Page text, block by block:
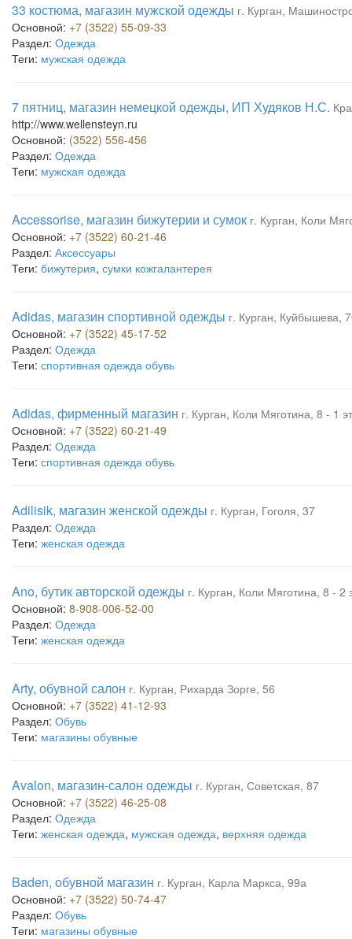
33 костюма, магазин мужской одежды г. Курган,
Основной: +7 (3522) 55-09-33
Раздел: Одежда
Теги: мужская одежда
7 пятниц, магазин немецкой одежды, ИП Худяков Н.С.
http://www.wellensteyn.ru
Основной: (3522) 556-456
Раздел: Одежда
Теги: мужская одежда
Accessorise, магазин бижутерии и сумок г. Курган, Коли
Основной: +7 (3522) 60-21-46
Раздел: Аксессуары
Теги: бижутерия, сумки кожгалантерея
Adidas, магазин спортивной одежды г. Курган, Куйбышева,
Основной: +7 (3522) 45-17-52
Раздел: Одежда
Теги: спортивная одежда обувь
Adidas, фирменный магазин г. Курган, Коли Мяготина, 8 - 1
Основной: +7 (3522) 60-21-49
Раздел: Одежда
Теги: спортивная одежда обувь
Adilisik, магазин женской одежды г. Курган, Гоголя, 37
Раздел: Одежда
Теги: женская одежда
Ano, бутик авторской одежды г. Курган, Коли Мяготина, 8 -
Основной: 8-908-006-52-00
Раздел: Одежда
Теги: женская одежда
Arty, обувной салон г. Курган, Рихарда Зорге, 56
Основной: +7 (3522) 41-12-93
Раздел: Обувь
Теги: магазины обувные
Avalon, магазин-салон одежды г. Курган, Советская, 87
Основной: +7 (3522) 46-25-08
Раздел: Одежда
Теги: женская одежда, мужская одежда, верхняя одежда
Baden, обувной магазин г. Курган, Карла Маркса, 99а
Основной: +7 (3522) 50-74-47
Раздел: Обувь
Теги: магазины обувные